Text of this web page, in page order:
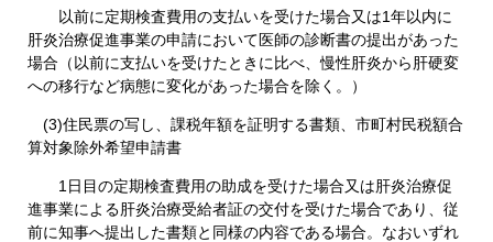
以前に定期検査費用の支払いを受けた場合又は1年以内に
肝炎治療促進事業の申請において医師の診断書の提出があった
場合（以前に支払いを受けたときに比べ、慢性肝炎から肝硬変
への移行など病態に変化があった場合を除く。）
(3)住民票の写し、課税年額を証明する書類、市町村民税額合
算対象除外希望申請書
1日目の定期検査費用の助成を受けた場合又は肝炎治療促
進事業による肝炎治療受給者証の交付を受けた場合であり、従
前に知事へ提出した書類と同様の内容である場合。なおいずれ